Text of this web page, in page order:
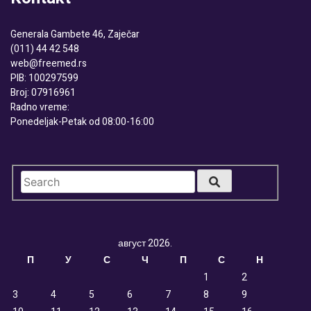
Generala Gambete 46, Zaječar
(011) 44 42 548
web@freemed.rs
PIB: 100297599
Broj: 07916961
Radno vreme:
Ponedeljak-Petak od 08:00-16:00
август 2026.
П
У С Ч П С
Н
1
2
3
4 5 6 7 8
9